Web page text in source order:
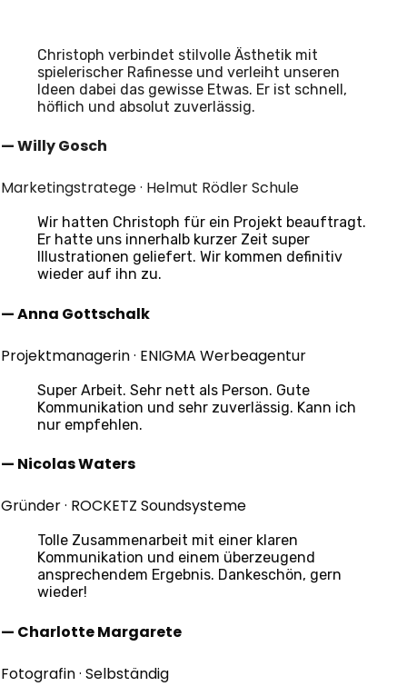
Christoph verbindet stilvolle Ästhetik mit
spielerischer Rafinesse und verleiht unseren
Ideen dabei das gewisse Etwas. Er ist schnell,
höflich und absolut zuverlässig.
— Willy Gosch
Marketingstratege · Helmut Rödler Schule
Wir hatten Christoph für ein Projekt beauftragt.
Er hatte uns innerhalb kurzer Zeit super
Illustrationen geliefert. Wir kommen definitiv
wieder auf ihn zu.
— Anna Gottschalk
Projektmanagerin · ENIGMA Werbeagentur
Super Arbeit. Sehr nett als Person. Gute
Kommunikation und sehr zuverlässig. Kann ich
nur empfehlen.
— Nicolas Waters
Gründer · ROCKETZ Soundsysteme
Tolle Zusammenarbeit mit einer klaren
Kommunikation und einem überzeugend
ansprechendem Ergebnis. Dankeschön, gern
wieder!
— Charlotte Margarete
Fotografin · Selbständig